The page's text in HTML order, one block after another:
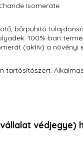
Isomerate
bőrpuhító
100%-ban
(aktív) a
tartósítószert.
vállalat